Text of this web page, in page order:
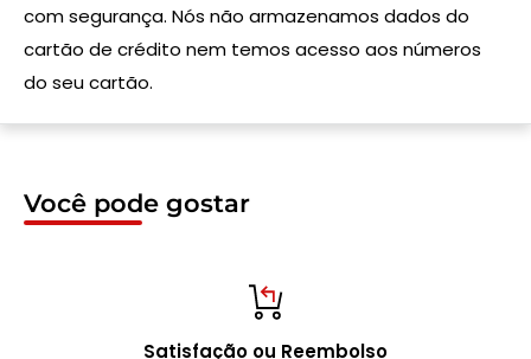
com segurança. Nós não armazenamos dados do
cartão de crédito nem temos acesso aos números
do seu cartão.
Você pode gostar
Satisfação ou Reembolso